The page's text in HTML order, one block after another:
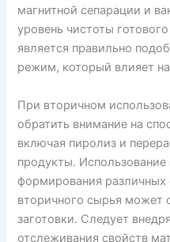
магнитной сепарации и
уровень чистоты
является правильно
режим, который влияет
При вторичном
обратить внимание на
включая пиролиз и
продукты. Использование
формирования различных
вторичного сырья может
заготовки. Следует
отслеживания свойств